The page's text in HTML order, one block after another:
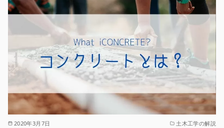
2020年3月7日 土木工学の解説